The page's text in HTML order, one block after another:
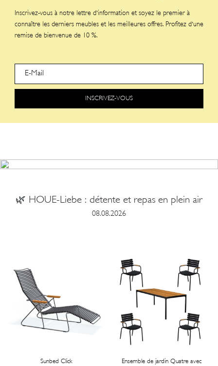
Inscrivez-vous à notre lettre d'information et soyez le premier à
connaître les derniers meubles et les meilleures offres. Profitez d'une
remise de bienvenue de 10 %.
INSCRIVEZ-VOUS
🌿 HOUE-Liebe : détente et repas en plein air
08.08.2026
Sunbed Click
Ensemble de jardin Quatre avec